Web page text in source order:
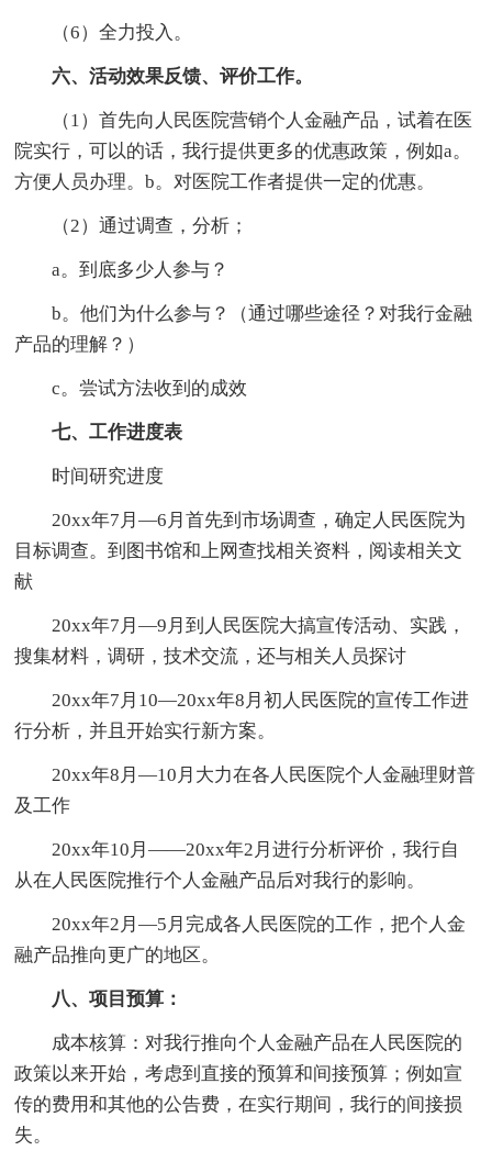
（6）全力投入。
六、活动效果反馈、评价工作。
（1）首先向人民医院营销个人金融产品，试着在医
院实行，可以的话，我行提供更多的优惠政策，例如a。
方便人员办理。b。对医院工作者提供一定的优惠。
（2）通过调查，分析；
a。到底多少人参与？
b。他们为什么参与？（通过哪些途径？对我行金融
产品的理解？）
c。尝试方法收到的成效
七、工作进度表
时间研究进度
20xx年7月—6月首先到市场调查，确定人民医院为
目标调查。到图书馆和上网查找相关资料，阅读相关文
献
20xx年7月—9月到人民医院大搞宣传活动、实践，
搜集材料，调研，技术交流，还与相关人员探讨
20xx年7月10—20xx年8月初人民医院的宣传工作进
行分析，并且开始实行新方案。
20xx年8月—10月大力在各人民医院个人金融理财普
及工作
20xx年10月——20xx年2月进行分析评价，我行自
从在人民医院推行个人金融产品后对我行的影响。
20xx年2月—5月完成各人民医院的工作，把个人金
融产品推向更广的地区。
八、项目预算：
成本核算：对我行推向个人金融产品在人民医院的
政策以来开始，考虑到直接的预算和间接预算；例如宣
传的费用和其他的公告费，在实行期间，我行的间接损
失。